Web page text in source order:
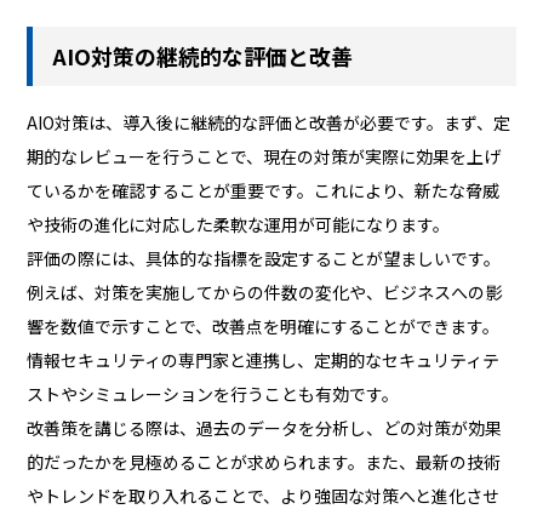
AIO対策の継続的な評価と改善
AIO対策は、導入後に継続的な評価と改善が必要です。まず、定
期的なレビューを行うことで、現在の対策が実際に効果を上げ
ているかを確認することが重要です。これにより、新たな脅威
や技術の進化に対応した柔軟な運用が可能になります。
評価の際には、具体的な指標を設定することが望ましいです。
例えば、対策を実施してからの件数の変化や、ビジネスへの影
響を数値で示すことで、改善点を明確にすることができます。
情報セキュリティの専門家と連携し、定期的なセキュリティテ
ストやシミュレーションを行うことも有効です。
改善策を講じる際は、過去のデータを分析し、どの対策が効果
的だったかを見極めることが求められます。また、最新の技術
やトレンドを取り入れることで、より強固な対策へと進化させ